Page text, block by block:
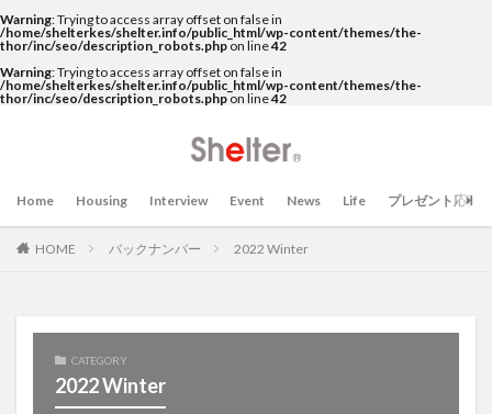
Warning: Trying to access array offset on false in
/home/shelterkes/shelter.info/public_html/wp-content/themes/the-
thor/inc/seo/description_robots.phpon line42
Warning: Trying to access array offset on false in
/home/shelterkes/shelter.info/public_html/wp-content/themes/the-
thor/inc/seo/description_robots.phpon line42
Home Housing Interview Event News Life プレゼント応募
HOME バックナンバー 2022 Winter
CATEGORY
2022 Winter